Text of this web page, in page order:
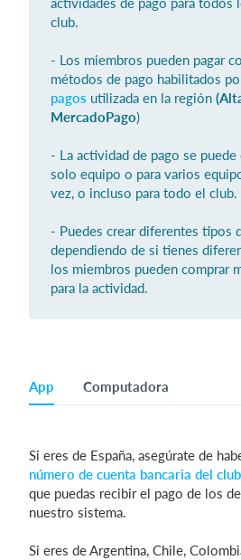
club.
- Los miembros pueden pagar
métodos de pago habilitados
pagos utilizada en la región
MercadoPago)
- La actividad de pago se
solo equipo o para varios
vez, o incluso para todo el club.
- Puedes crear diferentes tipos
dependiendo de si tienes
los miembros pueden comprar
para la actividad.
App Computadora
Si eres de España, asegúrate de
número de cuenta bancaria del club
que puedas recibir el pago de los
nuestro sistema.
Si eres de Argentina, Chile,